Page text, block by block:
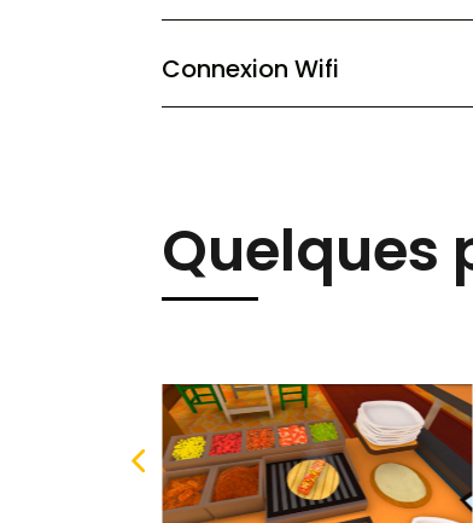
Connexion Wifi
Quelques